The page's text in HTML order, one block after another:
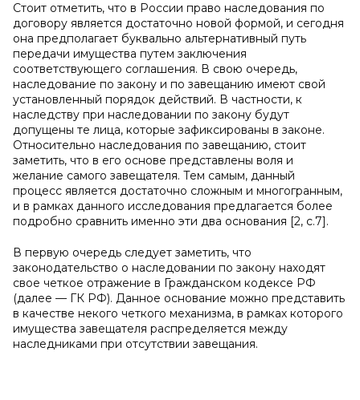
Стоит отметить, что в России право наследования по
договору является достаточно новой формой, и сегодня
она предполагает буквально альтернативный путь
передачи имущества путем заключения
соответствующего соглашения. В свою очередь,
наследование по закону и по завещанию имеют свой
установленный порядок действий. В частности, к
наследству при наследовании по закону будут
допущены те лица, которые зафиксированы в законе.
Относительно наследования по завещанию, стоит
заметить, что в его основе представлены воля и
желание самого завещателя. Тем самым, данный
процесс является достаточно сложным и многогранным,
и в рамках данного исследования предлагается более
подробно сравнить именно эти два основания [2, с.7].
В первую очередь следует заметить, что
законодательство о наследовании по закону находят
свое четкое отражение в Гражданском кодексе РФ
(далее — ГК РФ). Данное основание можно представить
в качестве некого четкого механизма, в рамках которого
имущества завещателя распределяется между
наследниками при отсутствии завещания.